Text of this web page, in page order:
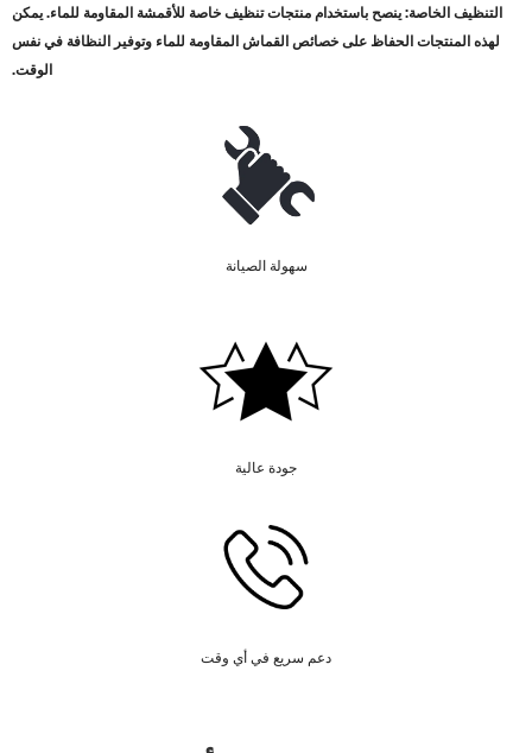
التنظيف الخاصة: ينصح باستخدام منتجات تنظيف خاصة للأقمشة المقاومة للماء. يمكن
لهذه المنتجات الحفاظ على خصائص القماش المقاومة للماء وتوفير النظافة في نفس
الوقت.
سهولة الصيانة
جودة عالية
دعم سريع في أي وقت